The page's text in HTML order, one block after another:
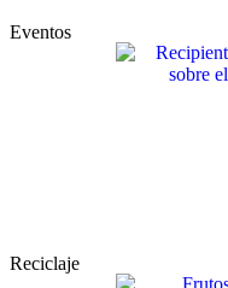
Eventos
Reciclaje